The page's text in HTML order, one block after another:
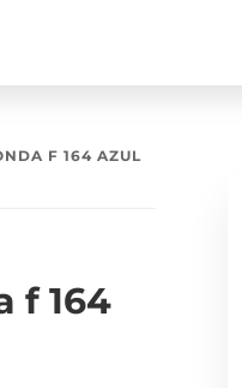
F 164 AZUL
f 164